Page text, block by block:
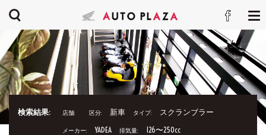
検索結果: 店舗: 区分: 新車 タイプ: スクランブラー
メーカー: YADEA 排気量: 126〜250cc